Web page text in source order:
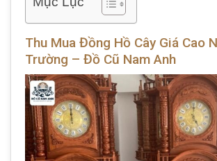
Thu Mua Đồng Hồ Cây Giá Cao
Trường – Đồ Cũ Nam Anh